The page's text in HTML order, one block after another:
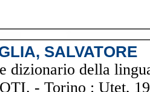
SALVATORE
dizionario della
- Torino : Utet,